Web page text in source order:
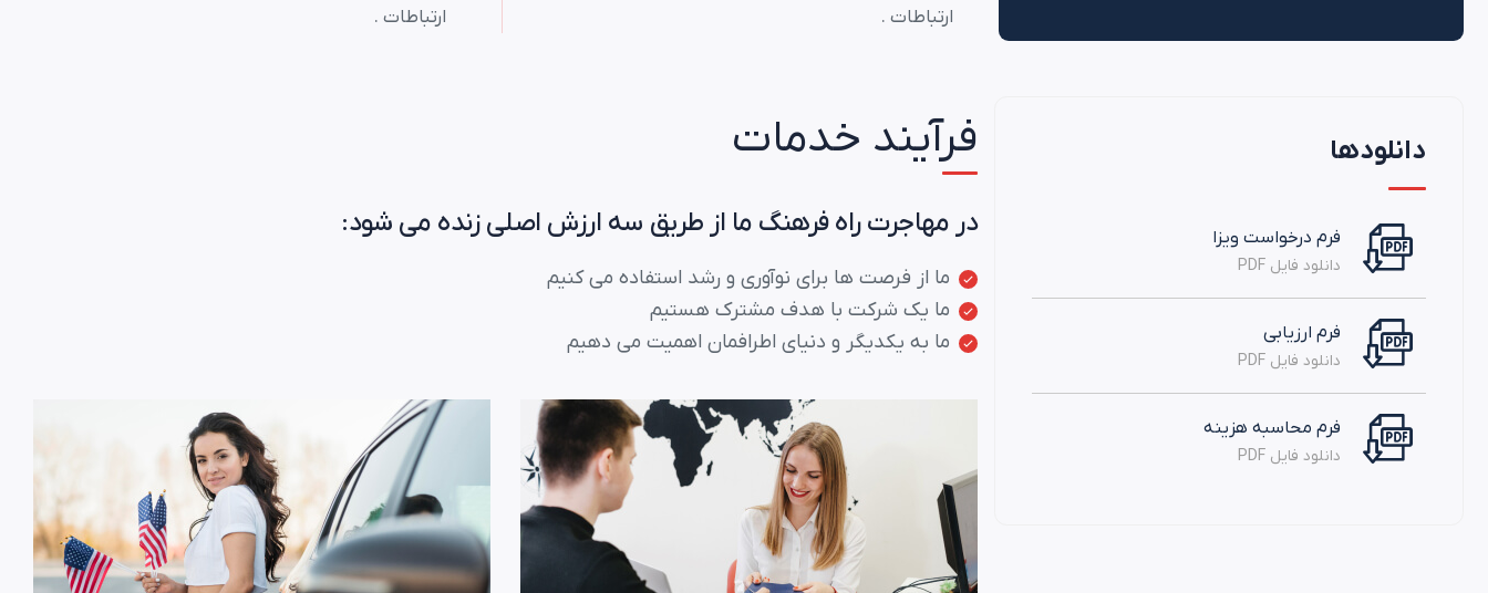
دانلودها
فرم درخواست ویزا
دانلود فایل PDF
فرم ارزیابی
دانلود فایل PDF
فرم محاسبه هزینه
دانلود فایل PDF
ارتباطات .
ارتباطات .
فرآیند خدمات
در مهاجرت راه فرهنگ ما از طریق سه ارزش اصلی زنده می شود:
ما از فرصت ها برای نوآوری و رشد استفاده می کنیم
ما یک شرکت با هدف مشترک هستیم
ما به یکدیگر و دنیای اطرافمان اهمیت می دهیم